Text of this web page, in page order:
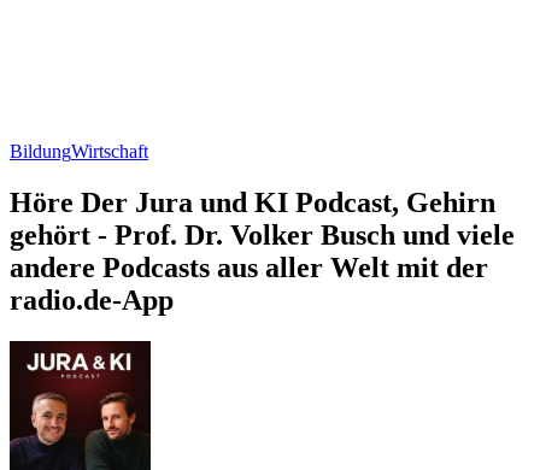
BildungWirtschaft
Höre Der Jura und KI Podcast, Gehirn
gehört - Prof. Dr. Volker Busch und viele
andere Podcasts aus aller Welt mit der
radio.de-App